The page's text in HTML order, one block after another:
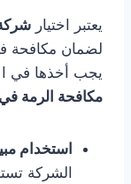
يعتبر اختيار
لضمان مكافحة
يجب أخذها في
مكافحة الرمة
استخدام
الشركة